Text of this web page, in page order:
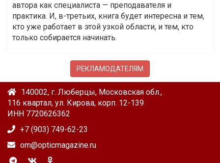
автора как специалиста — преподавателя и
практика. И, в-третьих, книга будет интересна и тем,
кто уже работает в этой узкой области, и тем, кто
только собирается начинать.
РЕКЛАМОДАТЕЛЯМ
140002, г. Люберцы, Московская обл.,
116 квартал, ул. Кирова, корп. 12-139
ИНН 7720626362
+7 (903) 749-62-23
om@opticmagazine.ru